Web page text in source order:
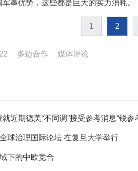
事优势，这些都是巨大的实力消耗。
1 2
多边合作 媒体评论
近期德美“不同调”接受参考消息“锐参
球治理国际论坛 在复旦大学举行
下的中欧竞合